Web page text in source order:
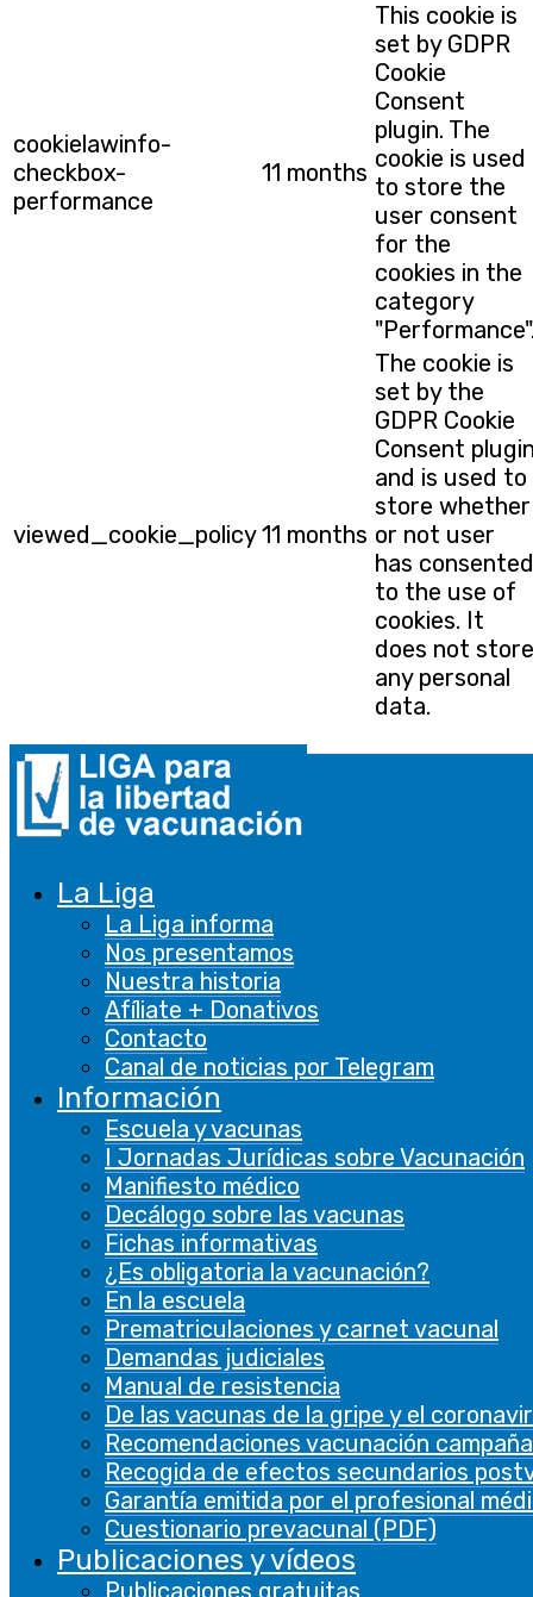
La Liga
La Liga informa
Nos presentamos
Nuestra historia
Afíliate + Donativos
Contacto
Canal de noticias por Telegram
Información
Escuela y vacunas
I Jornadas Jurídicas sobre Vacunación
Manifiesto médico
Decálogo sobre las vacunas
Fichas informativas
¿Es obligatoria la vacunación?
En la escuela
Prematriculaciones y carnet vacunal
Demandas judiciales
Manual de resistencia
De las vacunas de la gripe y el
Recomendaciones vacunación
Recogida de efectos secundarios
Garantía emitida por el profesional
Cuestionario prevacunal (PDF)
Publicaciones y vídeos
Publicaciones gratuitas
cookielawinfo-
checkbox-
performance
11 months
This cookie is
set by GDPR
Cookie
Consent
plugin. The
cookie is used
to store the
user consent
for the
cookies in the
category
viewed_cookie_policy11 months
The cookie is
set by the
GDPR Cookie
Consent
and is used to
store whether
or not user
has consented
to the use of
cookies. It
does not store
any personal
data.
Funcional
Funcional
Las cookies funcionales ayudan a realizar
contenido del sitio web en plataformas de
redes sociales, recopilar comentarios y otras
características de terceros.
De rendimiento
De rendimiento
Las cookies de rendimiento se utilizan para
comprender y analizar los índices de
rendimiento clave del sitio web, lo que ayuda a
brindar una mejor experiencia de usuario a los
visitantes.
Analíticas
Analíticas
Las cookies analíticas se utilizan para
comprender cómo los visitantes interactúan
con el sitio web. Estas cookies ayudan a
proporcionar información sobre métricas, el
número de visitantes, la tasa de rebote, la
fuente de tráfico, etc.
Otras